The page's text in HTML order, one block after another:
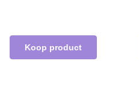
Koop product